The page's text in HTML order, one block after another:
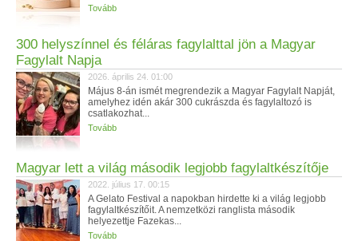
Tovább
300 helyszínnel és féláras fagylalttal jön a Magyar
Fagylalt Napja
2026. április 24. 01:00
Május 8-án ismét megrendezik a Magyar Fagylalt Napját,
amelyhez idén akár 300 cukrászda és fagylaltozó is
csatlakozhat...
Tovább
Magyar lett a világ második legjobb fagylaltkészítője
2022. július 17. 00:15
A Gelato Festival a napokban hirdette ki a világ legjobb
fagylaltkészítőit. A nemzetközi ranglista második
helyezettje Fazekas...
Tovább